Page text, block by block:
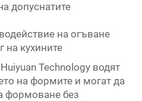
допуснатите
на огъване
на кухините
Technology водят
на формите и могат да
формоване без